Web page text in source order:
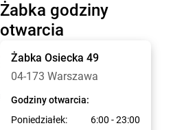
Żabka godziny
otwarcia
Żabka Osiecka 49
04-173 Warszawa
Godziny otwarcia:
Poniedziałek:
6:00 - 23:00